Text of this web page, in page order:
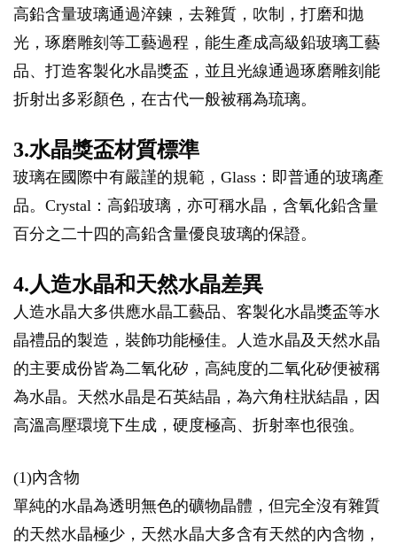
高鉛含量玻璃通過淬鍊，去雜質，吹制，打磨和拋
光，琢磨雕刻等工藝過程，能生產成高級鉛玻璃工藝
品、打造客製化水晶獎盃，並且光線通過琢磨雕刻能
折射出多彩顏色，在古代一般被稱為琉璃。
3.水晶獎盃材質標準
玻璃在國際中有嚴謹的規範，Glass：即普通的玻璃產
品。Crystal：高鉛玻璃，亦可稱水晶，含氧化鉛含量
百分之二十四的高鉛含量優良玻璃的保證。
4.人造水晶和天然水晶差異
人造水晶大多供應水晶工藝品、客製化水晶獎盃等水
晶禮品的製造，裝飾功能極佳。人造水晶及天然水晶
的主要成份皆為二氧化矽，高純度的二氧化矽便被稱
為水晶。天然水晶是石英結晶，為六角柱狀結晶，因
高溫高壓環境下生成，硬度極高、折射率也很強。
(1)內含物
單純的水晶為透明無色的礦物晶體，但完全沒有雜質
的天然水晶極少，天然水晶大多含有天然的內含物，